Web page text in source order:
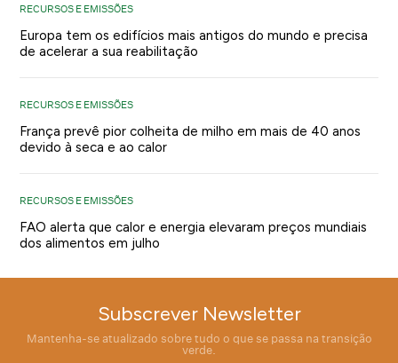
RECURSOS E EMISSÕES
Europa tem os edifícios mais antigos do mundo e precisa
de acelerar a sua reabilitação
RECURSOS E EMISSÕES
França prevê pior colheita de milho em mais de 40 anos
devido à seca e ao calor
RECURSOS E EMISSÕES
FAO alerta que calor e energia elevaram preços mundiais
dos alimentos em julho
Subscrever Newsletter
Mantenha-se atualizado sobre tudo o que se passa na transição
verde.